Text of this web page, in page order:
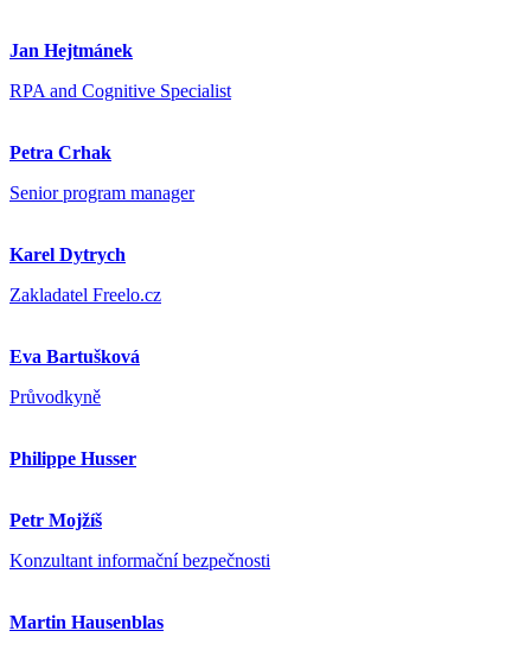
Jan Hejtmánek
RPA and Cognitive Specialist
Petra Crhak
Senior program manager
Karel Dytrych
Zakladatel Freelo.cz
Eva Bartušková
Průvodkyně
Philippe Husser
Petr Mojžíš
Konzultant informační bezpečnosti
Martin Hausenblas